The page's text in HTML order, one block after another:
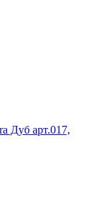
Дуб арт.017,